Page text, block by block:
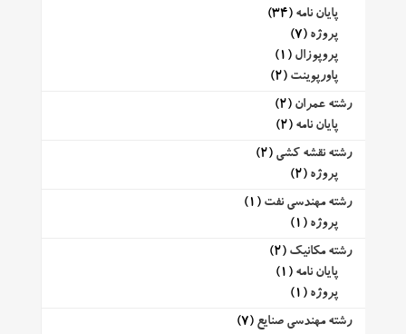
پایان نامه (34)
پروژه (7)
پروپوزال (1)
پاورپوینت (2)
رشته عمران (2)
پایان نامه (2)
رشته نقشه کشی (2)
پروژه (2)
رشته مهندسی نفت (1)
پروژه (1)
رشته مکانیک (2)
پایان نامه (1)
پروژه (1)
رشته مهندسی صنایع (7)